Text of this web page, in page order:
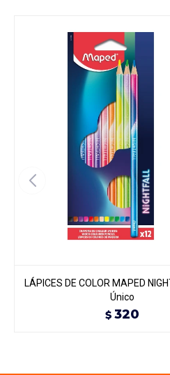
LÁPICES DE COLOR MAPED
Único
$ 320